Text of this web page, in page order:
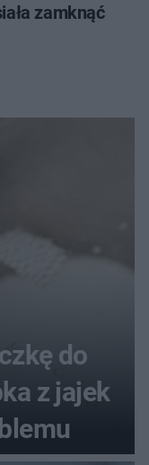
zamknąć
do
z jajek